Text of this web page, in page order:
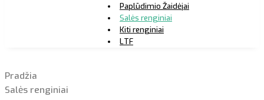
Paplūdimio Žaidėjai
Salės renginiai
Kiti renginiai
LTF
Pradžia
Salės renginiai